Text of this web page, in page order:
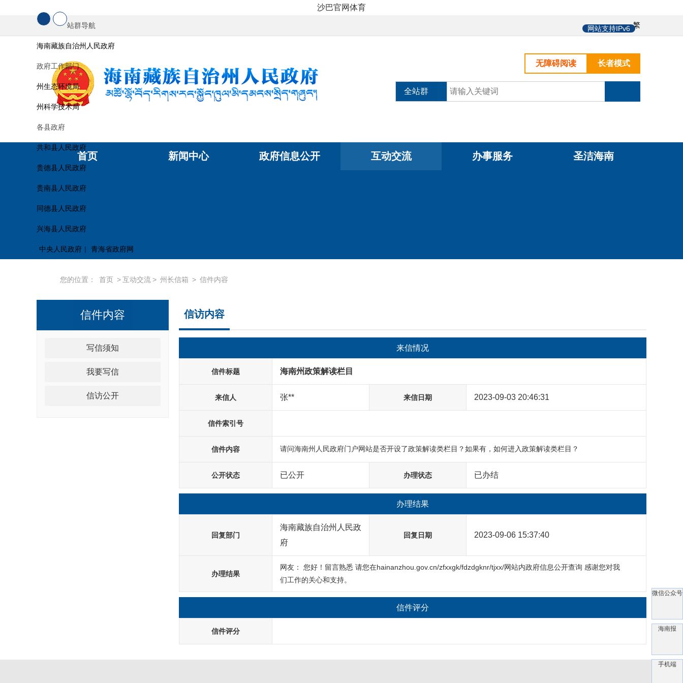
沙巴官网体育
中
繁
网站支持IPv6
站群导航
海南藏族自治州人民政府
政府工作部门
州生态环境局
州科学技术局
各县政府
共和县人民政府
贵德县人民政府
贵南县人民政府
同德县人民政府
兴海县人民政府
中央人民政府 | 青海省政府网
长者模式
无障碍阅读
全站群
首页 新闻中心 政府信息公开 互动交流 办事服务 圣洁海南
您的位置： 首页 >互动交流> 州长信箱 > 信件内容
信件内容
写信须知
我要写信
信访公开
信访内容
来信情况
信件标题 海南州政策解读栏目
来信人 张** 来信日期 2023-09-03 20:46:31
信件索引号
信件内容 请问海南州人民政府门户网站是否开设了政策解读类栏目？如果有，如何进入政策解读类栏目？
公开状态 已公开 办理状态 已办结
办理结果
回复部门
海南藏族自治州人民政
府
回复日期 2023-09-06 15:37:40
办理结果
网友： 您好！留言熟悉 请您在hainanzhou.gov.cn/zfxxgk/fdzdgknr/tjxx/网站内政府信息公开查询 感谢您对我
们工作的关心和支持。
信件评分
信件评分
微信公众号
海南报
手机端